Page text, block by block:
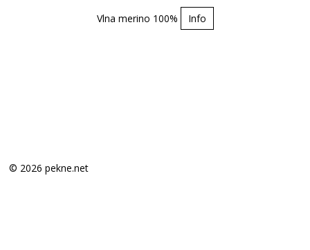
Vlna merino 100% Info
© 2026 pekne.net